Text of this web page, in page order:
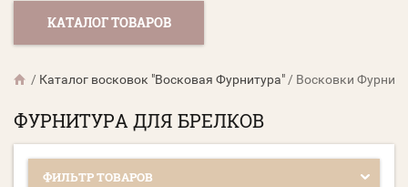
КАТАЛОГ ТОВАРОВ
/ Каталог восковок "Восковая Фурнитура" / Восковки
ФУРНИТУРА ДЛЯ БРЕЛКОВ
ФИЛЬТР ТОВАРОВ